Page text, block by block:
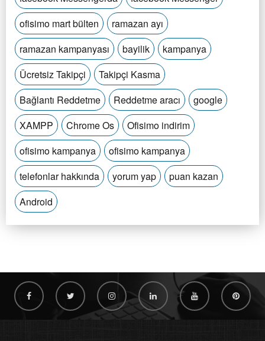
ofisimo mart bülten
ramazan ayı
ramazan kampanyası
bayilik
kampanya
Ücretsiz Takipçi
Takipçi Kasma
Bağlantı Reddetme
Reddetme aracı
google
XAMPP
Chrome Os
Ofisimo indirim
ofisimo kampanya
ofisimo kampanya
telefonlar hakkında
yorum yap
puan kazan
Android